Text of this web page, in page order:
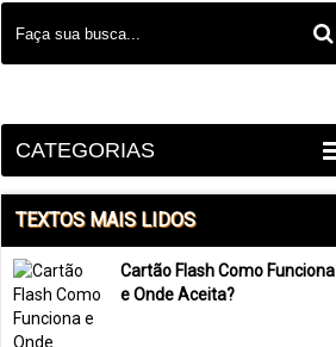
CATEGORIAS
TEXTOS MAIS LIDOS
Cartão Flash Como Funciona
e Onde Aceita?